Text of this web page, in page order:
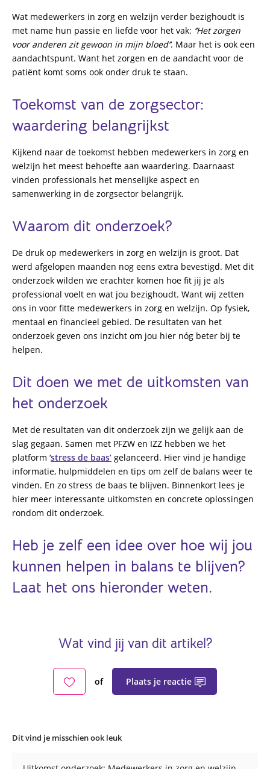
Wat medewerkers in zorg en welzijn verder bezighoudt is
met name hun passie en liefde voor het vak: ‘’Het zorgen
voor anderen zit gewoon in mijn bloed’’. Maar het is ook een
aandachtspunt. Want het zorgen en de aandacht voor de
patiënt komt soms ook onder druk te staan.
Toekomst van de zorgsector:
waardering belangrijkst
Kijkend naar de toekomst hebben medewerkers in zorg en
welzijn het meest behoefte aan waardering. Daarnaast
vinden professionals het menselijke aspect en
samenwerking in de zorgsector belangrijk.
Waarom dit onderzoek?
De druk op medewerkers in zorg en welzijn is groot. Dat
werd afgelopen maanden nog eens extra bevestigd. Met dit
onderzoek wilden we erachter komen hoe fit jij je als
professional voelt en wat jou bezighoudt. Want wij zetten
ons in voor fitte medewerkers in zorg en welzijn. Op fysiek,
mentaal en financieel gebied. De resultaten van het
onderzoek geven ons inzicht om jou hier nóg beter bij te
helpen.
Dit doen we met de uitkomsten van
het onderzoek
Met de resultaten van dit onderzoek zijn we gelijk aan de
slag gegaan. Samen met PFZW en IZZ hebben we het
platform ‘stress de baas’ gelanceerd. Hier vind je handige
informatie, hulpmiddelen en tips om zelf de balans weer te
vinden. En zo stress de baas te blijven. Binnenkort lees je
hier meer interessante uitkomsten en concrete oplossingen
rondom dit onderzoek.
Heb je zelf een idee over hoe wij jou
kunnen helpen in balans te blijven?
Laat het ons hieronder weten.
Wat vind jij van dit artikel?
of Plaats je reactie
Dit vind je misschien ook leuk